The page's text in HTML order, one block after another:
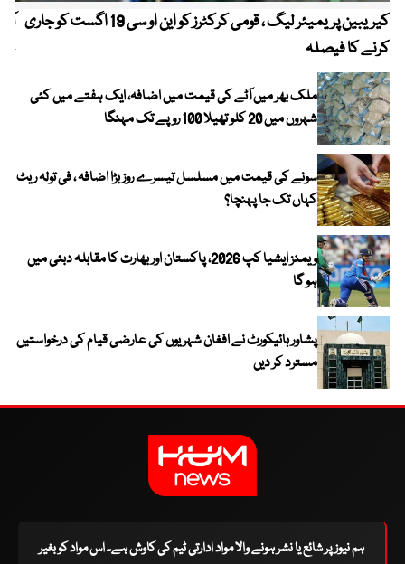
کیریبین پریمیئر لیگ ، قومی کرکٹرز کو این او سی 19 اگست کو جاری
کرنے کا فیصلہ
ملک بھر میں آٹے کی قیمت میں اضافہ، ایک ہفتے میں کئی
شہروں میں 20 کلو تھیلا 100 روپے تک مہنگا
سونے کی قیمت میں مسلسل تیسرے روز بڑا اضافہ ، فی تولہ ریٹ
کہاں تک جا پہنچا؟
ویمنز ایشیا کپ 2026، پاکستان اور بھارت کا مقابلہ دبئی میں
ہو گا
پشاور ہائیکورٹ نے افغان شہریوں کی عارضی قیام کی درخواستیں
مسترد کر دیں
ہم نیوز پر شائع یا نشر ہونے والا مواد ادارتی ٹیم کی کاوش ہے۔ اس مواد کو بغیر